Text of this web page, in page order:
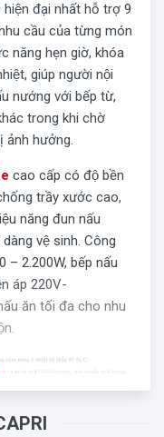
đại nhất hỗ trợ 9
cầu của từng món
năng hẹn giờ, khóa
giúp người nội
nướng với bếp từ,
trong khi chờ
ảnh hưởng.
cao cấp có độ bền
trầy xước cao,
năng đun nấu
vệ sinh. Công
– 2.200W, bếp nấu
áp 220V-
ăn tối đa cho nhu